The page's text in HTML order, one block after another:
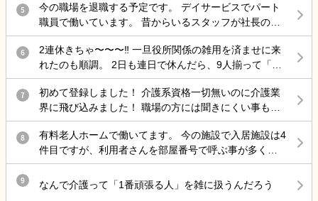
5
今の職場を退職する予定です。 デイサービスでパート
職員で働いています。 昔からいるスタッフが社長の考
えについて行けずに連鎖退職され、人手不足な状態に
も関わらず運営を続けています。看護師はいない(非常
勤の方もいますが、1人なので配置不足)。生活相談員
もいない、何なら施設長的な役割を出来る人がいな
い。周りは70代の方(入浴-移乗介助・送迎不可)ばかり
と自分への負担が大きい事から辞めようと決めまし
給が残っている為、消費したいと申し出ると、『買い
取らせてくれ」と言われました。転職活動もしたい
振り分けて欲しいと頼みました。不服そうな感じで、
6
2連休きちゃ〜〜〜‼️ 一旦役所関係の雑用を済ませに来
れたのも順調。 2日も連日で休んだら、9人揃って「初
めまして」から始まるから特に不穏マン相手は面倒に
はなる
7
初めて登録しました！ 介護系資格一切無いのに介護業
界に飛び込みました！ 職場の方には聞きにくい事もあ
るし色々教えてください！
8
有料老人ホームで働いてます。 今の施設で入居施設は4
件目ですが、利用者さんを部屋番号で呼ぶ事が多く違
和感を感じてます。 もちろん本人に話しかける時は名
前です。職員同士で「この飲み物誰に出すの？」と
か、「あと誰をレクに誘導しますか？」みたいな確認
9 なんで介護って「1番頑張る人」を雑に扱うんだろう